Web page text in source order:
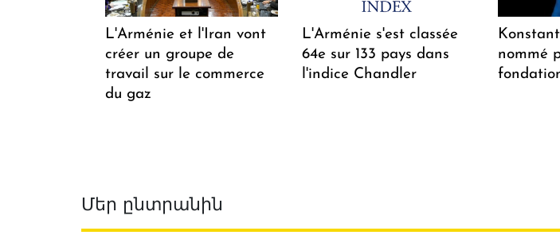
L'Arménie et l'Iran vont
créer un groupe de
travail sur le commerce
du gaz
L'Arménie s'est classée
64e sur 133 pays dans
l'indice Chandler
nommé
Մեր ընտրանին